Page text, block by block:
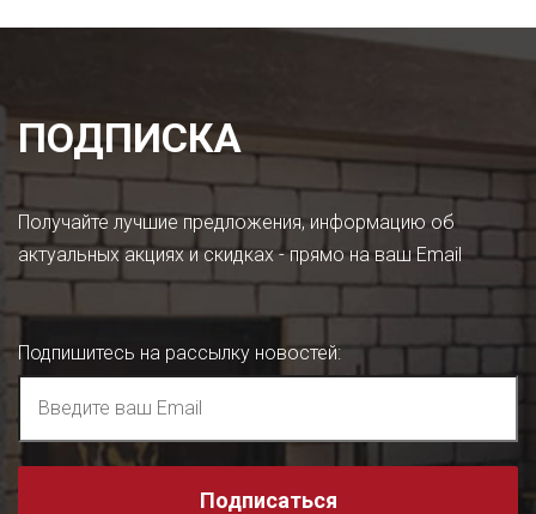
ПОДПИСКА
Получайте лучшие предложения, информацию об
актуальных акциях и скидках - прямо на ваш Email
Подпишитесь на рассылку новостей:
Подписаться